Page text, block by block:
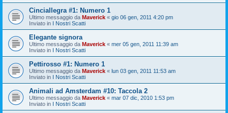
Cinciallegra #1: Numero 1
Ultimo messaggio da Maverick « gio 06 gen, 2011 4:20 pm
Inviato in I Nostri Scatti
Elegante signora
Ultimo messaggio da Maverick « mer 05 gen, 2011 11:39 am
Inviato in I Nostri Scatti
Pettirosso #1: Numero 1
Ultimo messaggio da Maverick « lun 03 gen, 2011 11:53 am
Inviato in I Nostri Scatti
Animali ad Amsterdam #10: Taccola 2
Ultimo messaggio da Maverick « mar 07 dic, 2010 1:53 pm
Inviato in I Nostri Scatti